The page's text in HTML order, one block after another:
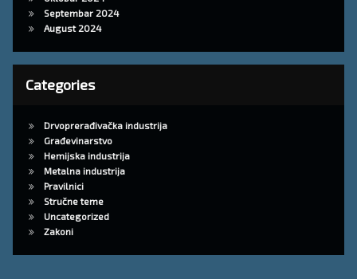
Septembar 2024
August 2024
Categories
Drvoprerađivačka industrija
Građevinarstvo
Hemijska industrija
Metalna industrija
Pravilnici
Stručne teme
Uncategorized
Zakoni